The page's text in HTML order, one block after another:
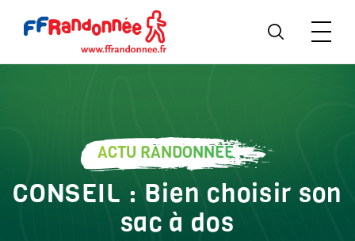
ACTU RANDONNÉE
CONSEIL : Bien choisir son
sac à dos